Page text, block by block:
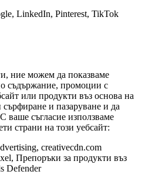
LinkedIn, Pinterest, TikTok
ние можем да показваме
съдържание, промоции с
или продукти въз основа на
и пазаруване и да
ваше съгласие използваме
страни на този уебсайт:
creativecdn.com
Препоръки за продукти въз
Defender